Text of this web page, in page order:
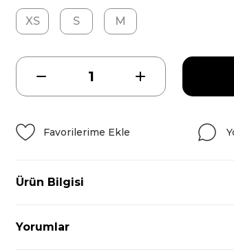
XS S M
Ürün Bilgisi
Yorumlar